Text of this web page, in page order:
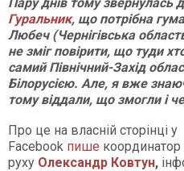
Гуральник, що потрібна
Любеч (Чернігівська
не зміг повірити, що туди
самий Північний-Захід
Білорусією. Але, я вже
тому віддали, що змогли і
Про це на власній сторінці у
Facebook пише
руху Олександр Ковтун,